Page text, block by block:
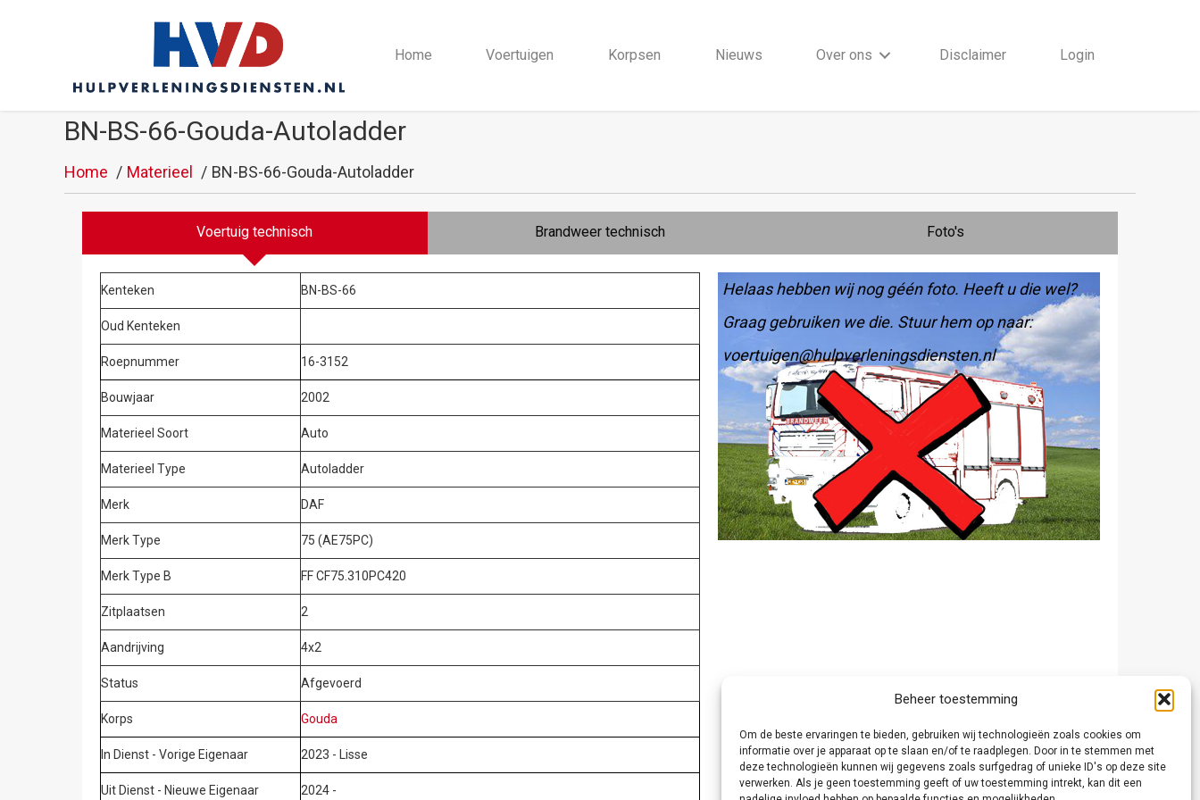
Beheer toestemming
Om de beste ervaringen te bieden, gebruiken wij technologieën zoals cookies om
informatie over je apparaat op te slaan en/of te raadplegen. Door in te stemmen met
deze technologieën kunnen wij gegevens zoals surfgedrag of unieke ID's op deze site
verwerken. Als je geen toestemming geeft of uw toestemming intrekt, kan dit een
Home Voertuigen Korpsen Nieuws Over ons Disclaimer Login
BN-BS-66-Gouda-Autoladder
Home Materieel BN-BS-66-Gouda-Autoladder
Voertuig technisch Brandweer technisch Foto's
Kenteken BN-BS-66
Oud Kenteken
Roepnummer 16-3152
Bouwjaar 2002
Materieel Soort Auto
Materieel Type Autoladder
Merk DAF
Merk Type 75 (AE75PC)
Merk Type B FF CF75.310PC420
Zitplaatsen 2
Aandrijving 4x2
Status Afgevoerd
Korps Gouda
In Dienst - Vorige Eigenaar 2023 - Lisse
Uit Dienst - Nieuwe Eigenaar 2024 -
Helaas hebben wij nog géén foto. Heeft u die wel?
Graag gebruiken we die. Stuur hem op naar:
voertuigen@hulpverleningsdiensten.nl